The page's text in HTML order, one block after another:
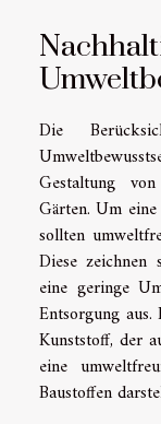
Die
Gestaltung
Gärten. Um
sollten
Diese zeichnen
eine geringe
Entsorgung
Kunststoff, der
eine
Baustoffen